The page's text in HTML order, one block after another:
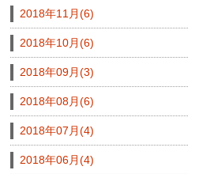
2018年11月(6)
2018年10月(6)
2018年09月(3)
2018年08月(6)
2018年07月(4)
2018年06月(4)